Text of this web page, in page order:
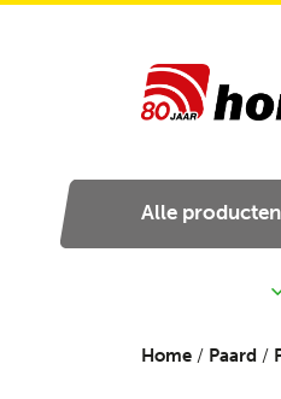
Alle producten
Home / Paard /